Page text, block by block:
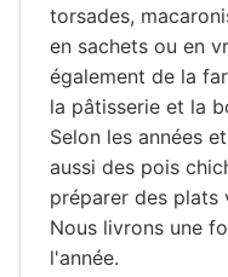
torsades,
en sachets ou en
également de la
la pâtisserie et la
Selon les années
aussi des pois
préparer des plats
Nous livrons une
l'année.